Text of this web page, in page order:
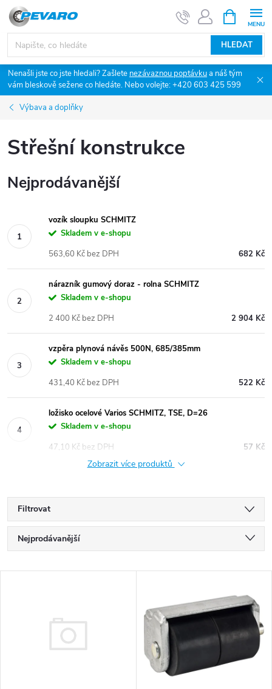
Přejít
obsah
HLEDAT
NÁKUPNÍ
KOŠÍK
Nenašli jste co jste hledali? Zašlete nezávaznou poptávkua náš tým
vám bleskově sežene co hledáte. Nebo volejte: +420 603 425 599
Výbava a doplňky
Střešní konstrukce
Nejprodávanější
vozík sloupku SCHMITZ
Skladem v e-shopu
682 Kč
563,60 Kč bez DPH
nárazník gumový doraz - rolna SCHMITZ
Skladem v e-shopu
2 904 Kč
2 400 Kč bez DPH
vzpěra plynová návěs 500N, 685/385mm
Skladem v e-shopu
522 Kč
431,40 Kč bez DPH
ložisko ocelové Varios SCHMITZ, TSE, D=26
Skladem v e-shopu
57 Kč
47,10 Kč bez DPH
Zobrazit více produktů
Filtrovat
Ř
a
Nejprodávanější